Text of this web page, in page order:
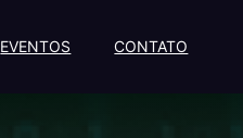
EVENTOS CONTATO